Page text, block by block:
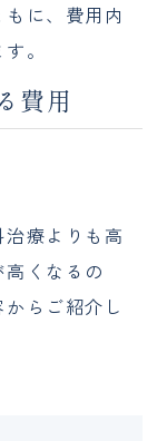
に、費用内
。
費用
療よりも高
くなるの
らご紹介し